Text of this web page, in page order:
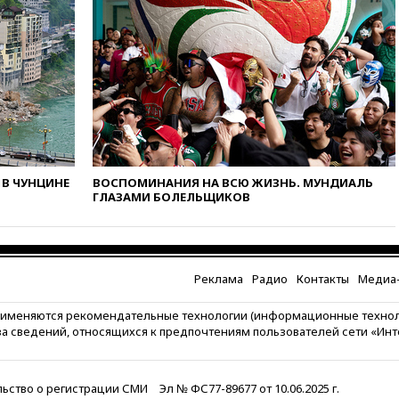
08:26Летчики с упавшего
самолета в Приангарье
отделались ссадинами и
ушибами
07:40Таджикистан и
SpaceX/Starlink расширяют
сотрудничество в сфере
технологий
07:00Силы ПВО сбили шесть
БПЛА ВСУ, летевших на
$4350 за тройскую унцию
06:01 МИД РФ: Казахстан
понимает сущность киевского
режима
Армстронга впервые за 38 лет
ЧУНЦИНЕ
ВОСПОМИНАНИЯ НА ВСЮ ЖИЗНЬ. МУНДИАЛЬ
ГЛАЗАМИ БОЛЕЛЬЩИКОВ
Реклама Радио Контакты
рекомендательные технологии (информационные
сведений, относящихся к предпочтениям пользователей сети
о регистрации СМИ Эл № ФС77-89677 от 10.06.2025 г.